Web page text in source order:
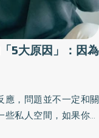
5大原因」：因為
應，問題並不一定和關
私人空間，如果你們